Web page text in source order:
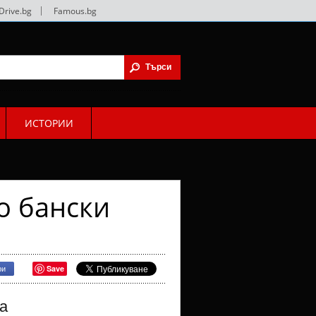
Famous.bg
ИСТОРИИ
бански
Save